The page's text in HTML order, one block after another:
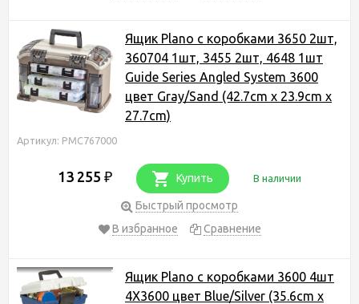
Ящик Plano с коробками 3650 2шт,
360704 1шт, 3455 2шт, 4648 1шт
Guide Series Angled System 3600
цвет Gray/Sand (42.7cm x 23.9cm x
27.7cm)
Артикул: PMC767000
13 255 ₽ Купить В наличии
Быстрый просмотр
В избранное
Сравнение
Ящик Plano с коробками 3600 4шт
4X3600 цвет Blue/Silver (35.6cm x